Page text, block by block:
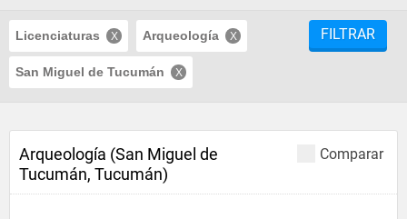
Licenciaturas Arqueología
San Miguel de Tucumán
FILTRAR
Comparar
Arqueología (San Miguel de
Tucumán, Tucumán)